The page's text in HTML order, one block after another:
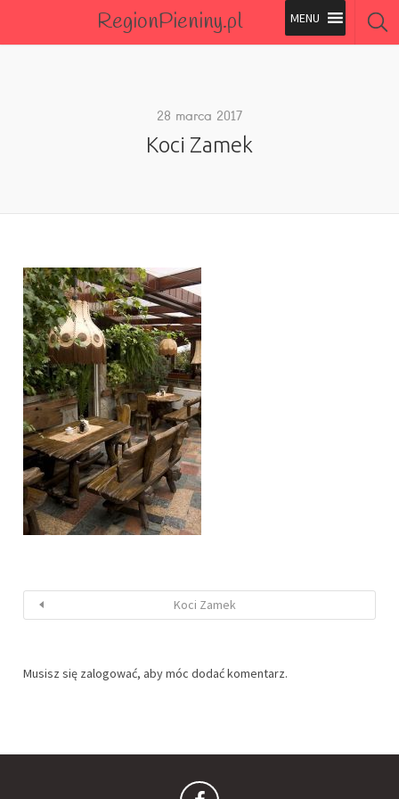
RegionPieniny.pl
28 marca 2017
Koci Zamek
Koci Zamek
Musisz się zalogować, aby móc dodać komentarz.